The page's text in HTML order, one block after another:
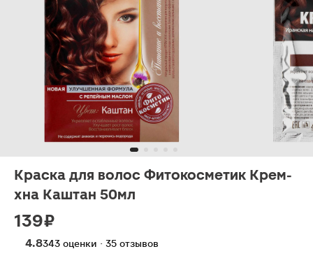
Краска для волос Фитокосметик Крем-
хна Каштан 50мл
139 ₽
4.8343 оценки · 35 отзывов